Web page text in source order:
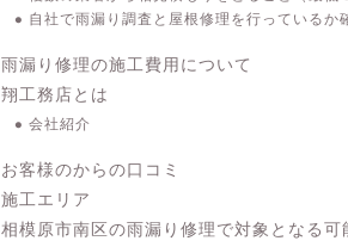
自社で雨漏り調査と屋根修理を行っているか
雨漏り修理の施工費用について
翔工務店とは
会社紹介
お客様のからの口コミ
施工エリア
相模原市南区の雨漏り修理で対象となる